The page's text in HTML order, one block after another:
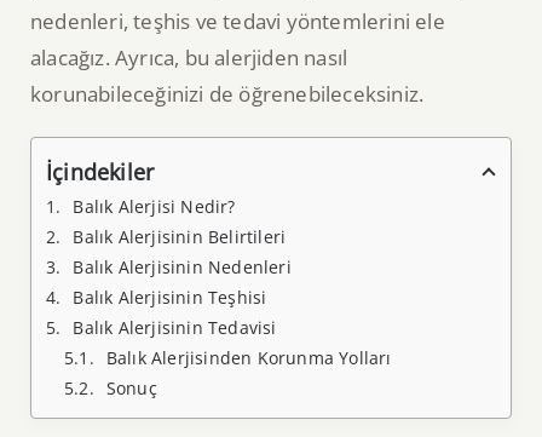
nedenleri, teşhis ve tedavi yöntemlerini ele
alacağız. Ayrıca, bu alerjiden nasıl
korunabileceğinizi de öğrenebileceksiniz.
İçindekiler
Balık Alerjisi Nedir?
Balık Alerjisinin Belirtileri
Balık Alerjisinin Nedenleri
Balık Alerjisinin Teşhisi
Balık Alerjisinin Tedavisi
Balık Alerjisinden Korunma Yolları
Sonuç